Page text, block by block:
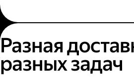
Разная
разных задач